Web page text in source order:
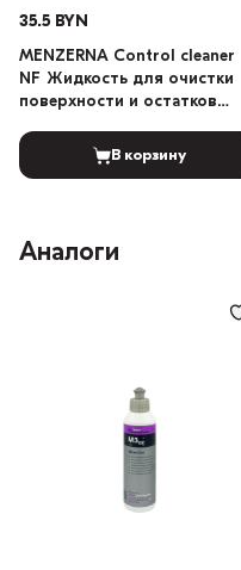
35.5 BYN
MENZERNA Control cleaner
NF Жидкость для очистки
поверхности и остатков
В корзину
Аналоги